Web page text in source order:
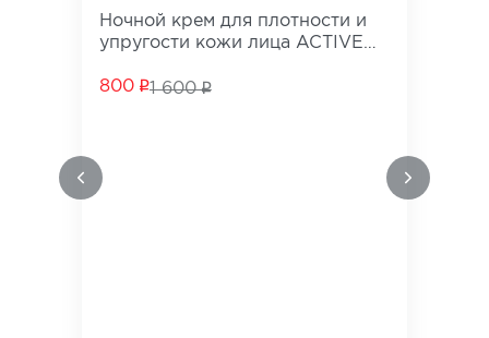
Ночной крем для плотности и
упругости кожи лица ACTIVE
800
1 600